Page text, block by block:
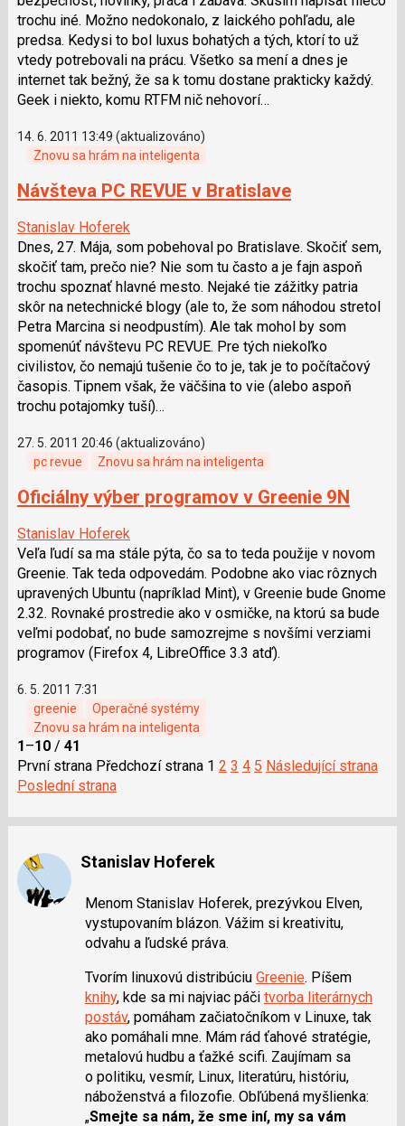
trochu iné. Možno nedokonalo, z laického pohľadu, ale
predsa. Kedysi to bol luxus bohatých a tých, ktorí to už
vtedy potrebovali na prácu. Všetko sa mení a dnes je
internet tak bežný, že sa k tomu dostane prakticky každý.
Geek i niekto, komu RTFM nič nehovorí…
14. 6. 2011 13:49 (aktualizováno)
Znovu sa hrám na inteligenta
Návšteva PC REVUE v Bratislave
Stanislav Hoferek
Dnes, 27. Mája, som pobehoval po Bratislave. Skočiť sem,
skočiť tam, prečo nie? Nie som tu často a je fajn aspoň
trochu spoznať hlavné mesto. Nejaké tie zážitky patria
skôr na netechnické blogy (ale to, že som náhodou stretol
Petra Marcina si neodpustím). Ale tak mohol by som
spomenúť návštevu PC REVUE. Pre tých niekoľko
civilistov, čo nemajú tušenie čo to je, tak je to počítačový
časopis. Tipnem však, že väčšina to vie (alebo aspoň
trochu potajomky tuší)…
27. 5. 2011 20:46 (aktualizováno)
pc revue
Znovu sa hrám na inteligenta
Oficiálny výber programov v Greenie 9N
Stanislav Hoferek
Veľa ľudí sa ma stále pýta, čo sa to teda použije v novom
Greenie. Tak teda odpovedám. Podobne ako viac rôznych
upravených Ubuntu (napríklad Mint), v Greenie bude Gnome
2.32. Rovnaké prostredie ako v osmičke, na ktorú sa bude
veľmi podobať, no bude samozrejme s novšími verziami
programov (Firefox 4, LibreOffice 3.3 atď).
6. 5. 2011 7:31
greenie
Operačné systémy
Znovu sa hrám na inteligenta
1 –10/ 41
První strana Předchozí strana 1 2 3 4 5 Následující strana
Poslední strana
Stanislav Hoferek
Menom Stanislav Hoferek, prezývkou Elven,
vystupovaním blázon. Vážim si kreativitu,
odvahu a ľudské práva.
Tvorím linuxovú distribúciu Greenie. Píšem
knihy, kde sa mi najviac páči tvorba literárnych
postáv, pomáham začiatočníkom v Linuxe, tak
ako pomáhali mne. Mám rád ťahové stratégie,
metalovú hudbu a ťažké scifi. Zaujímam sa
o politiku, vesmír, Linux, literatúru, históriu,
náboženstvá a filozofie. Obľúbená myšlienka:
„Smejte sa nám, že sme iní, my sa vám